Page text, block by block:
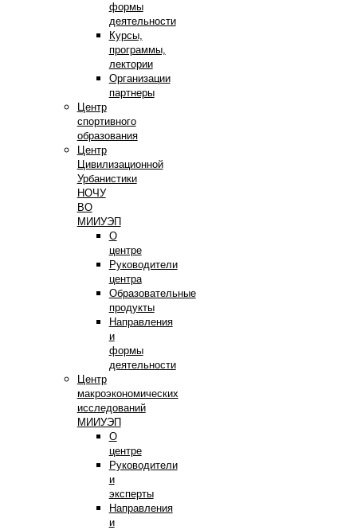
формы
деятельности
Курсы,
программы,
лектории
Организации
партнеры
Центр
спортивного
образования
Центр
Цивилизационной
Урбанистики
НОЧУ
ВО
МИИУЭП
О
центре
Руководители
центра
Образовательные
продукты
Направления
и
формы
деятельности
Центр
макроэкономических
исследований
МИИУЭП
О
центре
Руководители
и
эксперты
Направления
и